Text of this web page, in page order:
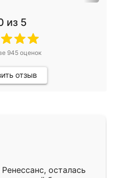
из 5
945оценок
отзыв
осталась